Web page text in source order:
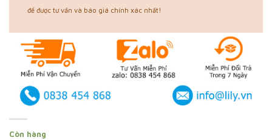
để được tư vấn và báo giá chính xác nhất!
Còn hàng